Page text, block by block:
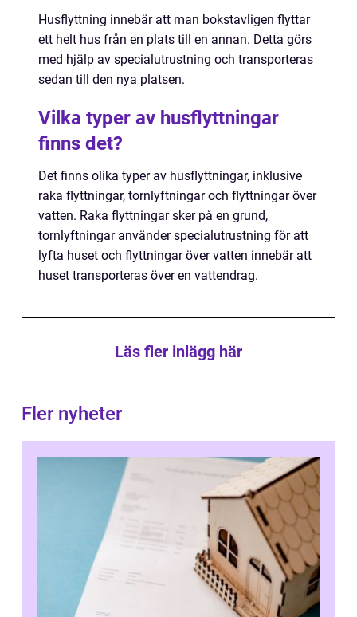
Husflyttning innebär att man bokstavligen flyttar
ett helt hus från en plats till en annan. Detta görs
med hjälp av specialutrustning och transporteras
sedan till den nya platsen.
Vilka typer av husflyttningar
finns det?
Det finns olika typer av husflyttningar, inklusive
raka flyttningar, tornlyftningar och flyttningar över
vatten. Raka flyttningar sker på en grund,
tornlyftningar använder specialutrustning för att
lyfta huset och flyttningar över vatten innebär att
huset transporteras över en vattendrag.
Läs fler inlägg här
Fler nyheter